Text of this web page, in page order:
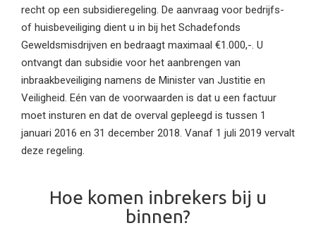
recht op een subsidieregeling. De aanvraag voor bedrijfs-
of huisbeveiliging dient u in bij het Schadefonds
Geweldsmisdrijven en bedraagt maximaal €1.000,-. U
ontvangt dan subsidie voor het aanbrengen van
inbraakbeveiliging namens de Minister van Justitie en
Veiligheid. Eén van de voorwaarden is dat u een factuur
moet insturen en dat de overval gepleegd is tussen 1
januari 2016 en 31 december 2018. Vanaf 1 juli 2019 vervalt
deze regeling.
Hoe komen inbrekers bij u
binnen?